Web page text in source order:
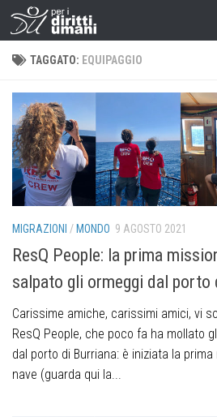
TAGGATO: EQUIPAGGIO
MIGRAZIONI / MONDO 9 AGOSTO 2021
ResQ People: la prima
salpato gli ormeggi dal porto
Carissime amiche, carissimi amici, vi
ResQ People, che poco fa ha mollato
dal porto di Burriana: è iniziata la
nave (guarda qui la...